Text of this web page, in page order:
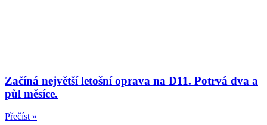
Začíná největší letošní oprava na D11. Potrvá dva a
půl měsíce.
Přečíst »